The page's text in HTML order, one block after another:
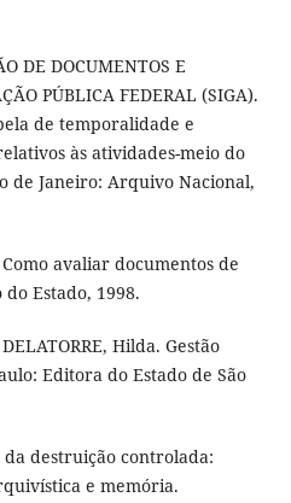
DE DOCUMENTOS E
PÚBLICA FEDERAL (SIGA).
de temporalidade e
às atividades-meio do
de Janeiro: Arquivo Nacional,
avaliar documentos de
Estado, 1998.
Hilda. Gestão
Editora do Estado de São
da destruição controlada:
e memória.